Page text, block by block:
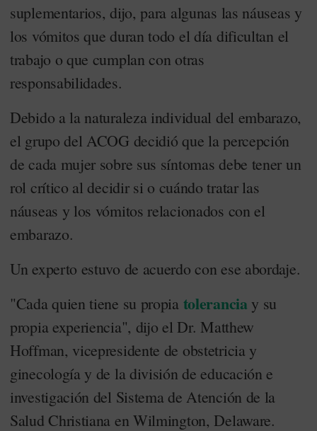
suplementarios, dijo, para algunas las náuseas y
los vómitos que duran todo el día dificultan el
trabajo o que cumplan con otras
responsabilidades.
Debido a la naturaleza individual del embarazo,
el grupo del ACOG decidió que la percepción
de cada mujer sobre sus síntomas debe tener un
rol crítico al decidir si o cuándo tratar las
náuseas y los vómitos relacionados con el
embarazo.
Un experto estuvo de acuerdo con ese abordaje.
"Cada quien tiene su propia toleranciay su
propia experiencia", dijo el Dr. Matthew
Hoffman, vicepresidente de obstetricia y
ginecología y de la división de educación e
investigación del Sistema de Atención de la
Salud Christiana en Wilmington, Delaware.